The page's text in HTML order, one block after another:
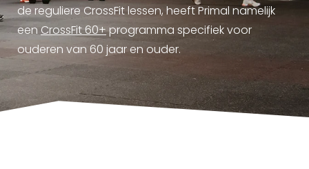
de reguliere CrossFit lessen, heeft Primal namelijk
een CrossFit 60+programma specifiek voor
ouderen van 60 jaar en ouder.